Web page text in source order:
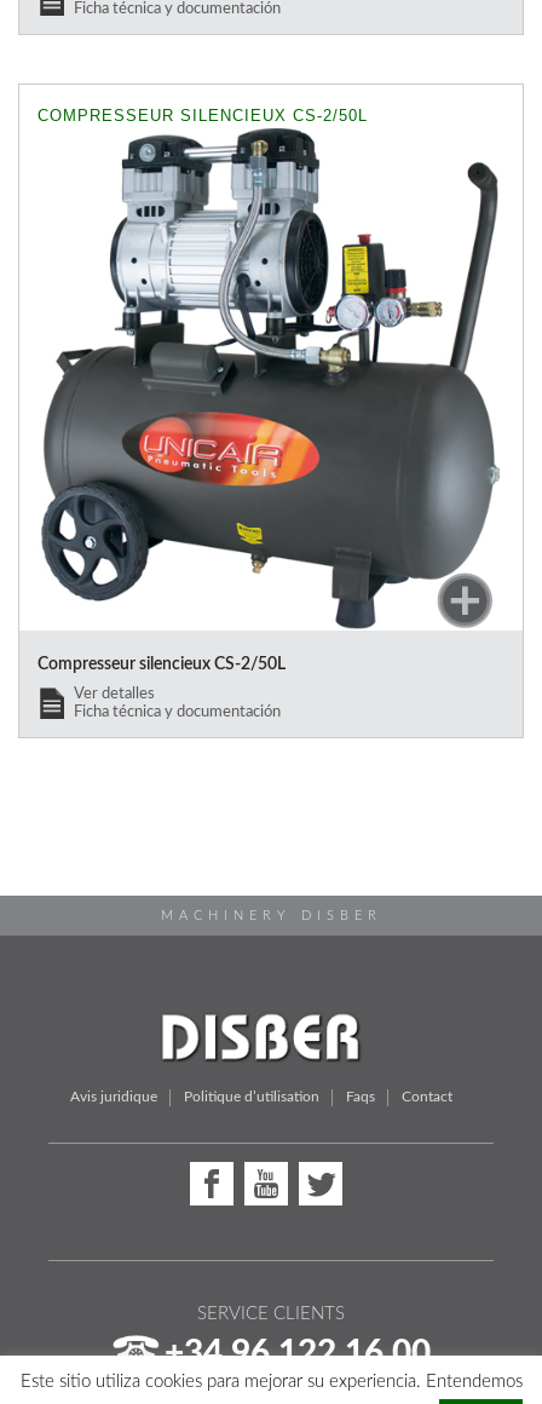
Ficha técnica y documentación
COMPRESSEUR SILENCIEUX CS-2/50L
Compresseur silencieux CS-2/50L
Ver detalles
Ficha técnica y documentación
MACHINERY DISBER
Avis juridique Politique d’utilisation Faqs Contact
SERVICE CLIENTS
+34 96 122 16 00
Este sitio utiliza cookies para mejorar su experiencia. Entendemos